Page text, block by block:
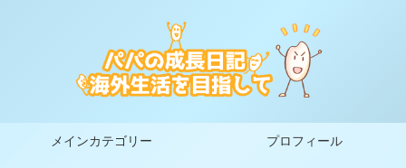
メインカテゴリー プロフィール